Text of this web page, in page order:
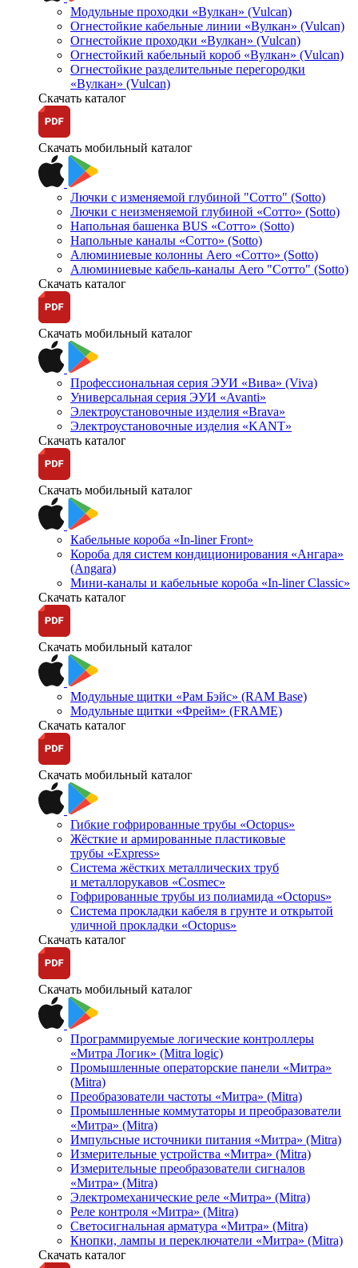
Модульные проходки «Вулкан» (Vulcan)
Огнестойкие кабельные линии «Вулкан» (Vulcan)
Огнестойкие проходки «Вулкан» (Vulcan)
Огнестойкий кабельный короб «Вулкан» (Vulcan)
Огнестойкие разделительные перегородки
«Вулкан» (Vulcan)
Скачать каталог
Скачать мобильный каталог
Лючки с изменяемой глубиной "Сотто" (Sotto)
Лючки с неизменяемой глубиной «Сотто» (Sotto)
Напольная башенка BUS «Сотто» (Sotto)
Напольные каналы «Сотто» (Sotto)
Алюминиевые колонны Aero «Сотто» (Sotto)
Алюминиевые кабель-каналы Aero "Сотто" (Sotto)
Скачать каталог
Скачать мобильный каталог
Профессиональная серия ЭУИ «Вива» (Viva)
Универсальная серия ЭУИ «Avanti»
Электроустановочные изделия «Brava»
Электроустановочные изделия «KANT»
Скачать каталог
Скачать мобильный каталог
Кабельные короба «In-liner Front»
Короба для систем кондиционирования «Ангара»
(Angara)
Мини-каналы и кабельные короба «In-liner Classic»
Скачать каталог
Скачать мобильный каталог
Модульные щитки «Рам Бэйс» (RAM Base)
Модульные щитки «Фрейм» (FRAME)
Скачать каталог
Скачать мобильный каталог
Гибкие гофрированные трубы «Octopus»
Жёсткие и армированные пластиковые
трубы «Express»
Система жёстких металлических труб
и металлорукавов «Cosmec»
Гофрированные трубы из полиамида «Octopus»
Система прокладки кабеля в грунте и открытой
уличной прокладки «Octopus»
Скачать каталог
Скачать мобильный каталог
Программируемые логические контроллеры
«Митра Логик» (Mitra logic)
Промышленные операторские панели «Митра»
(Mitra)
Преобразователи частоты «Митра» (Mitra)
Промышленные коммутаторы и преобразователи
«Митра» (Mitra)
Импульсные источники питания «Митра» (Mitra)
Измерительные устройства «Митра» (Mitra)
Измерительные преобразователи сигналов
«Митра» (Mitra)
Электромеханические реле «Митра» (Mitra)
Реле контроля «Митра» (Mitra)
Светосигнальная арматура «Митра» (Mitra)
Кнопки, лампы и переключатели «Митра» (Mitra)
Скачать каталог